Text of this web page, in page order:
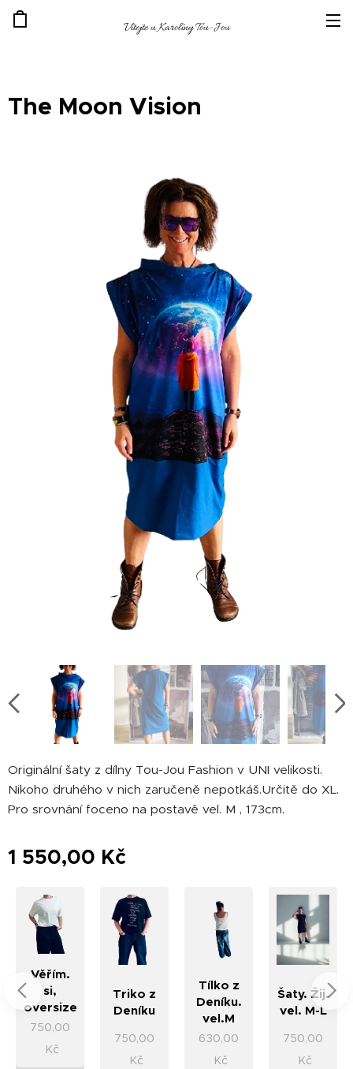
Vítejte u Karolíny Tou-Jou
The Moon Vision
Originální šaty z dílny Tou-Jou Fashion v UNI velikosti.
Nikoho druhého v nich zaručeně nepotkáš.Určitě do XL.
Pro srovnání foceno na postavě vel. M , 173cm.
1 550,00 Kč
Věřím.
si,
oversize
750,00
Kč
Triko z
Deníku
750,00
Kč
Tílko z
Deníku.
vel.M
630,00
Kč
Šaty. Žij.
vel. M-L
750,00
Kč